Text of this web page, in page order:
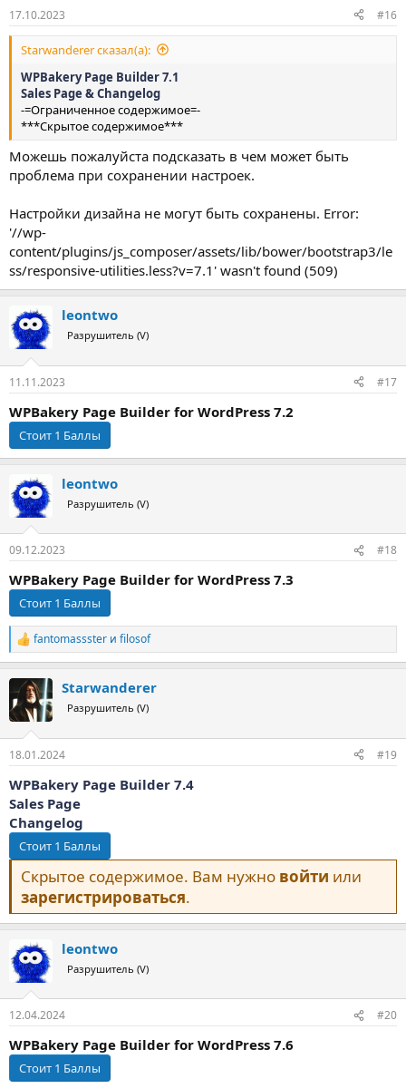
17.10.2023 #16
Starwanderer сказал(а):
WPBakery Page Builder 7.1
Sales Page & Changelog
-=Ограниченное содержимое=-
***Скрытое содержимое***
Можешь пожалуйста подсказать в чем может быть
проблема при сохранении настроек.
Настройки дизайна не могут быть сохранены. Error:
'//wp-
content/plugins/js_composer/assets/lib/bower/bootstrap3/le
ss/responsive-utilities.less?v=7.1' wasn't found (509)
leontwo
Разрушитель (V)
11.11.2023 #17
WPBakery Page Builder for WordPress 7.2
leontwo
Разрушитель (V)
09.12.2023 #18
WPBakery Page Builder for WordPress 7.3
Р
е
к
ц
и
fantomassster и filosof
Starwanderer
Разрушитель (V)
18.01.2024 #19
WPBakery Page Builder 7.4
Sales Page
Changelog
Скрытое содержимое. Вам нужно войти или
зарегистрироваться.
leontwo
Разрушитель (V)
12.04.2024 #20
WPBakery Page Builder for WordPress 7.6